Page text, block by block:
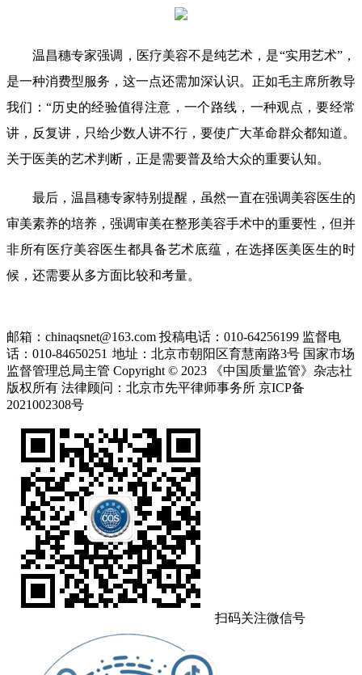
温昌穗专家强调，医疗美容不是纯艺术，是“实用艺术”，
是一种消费型服务，这一点还需加深认识。正如毛主席所教导
我们：“历史的经验值得注意，一个路线，一种观点，要经常
讲，反复讲，只给少数人讲不行，要使广大革命群众都知道。
关于医美的艺术判断，正是需要普及给大众的重要认知。
最后，温昌穗专家特别提醒，虽然一直在强调美容医生的
审美素养的培养，强调审美在整形美容手术中的重要性，但并
非所有医疗美容医生都具备艺术底蕴，在选择医美医生的时
候，还需要从多方面比较和考量。
邮箱：chinaqsnet@163.com 投稿电话：010-64256199 监督电
话：010-84650251 地址：北京市朝阳区育慧南路3号 国家市场
监督管理总局主管 Copyright © 2023 《中国质量监管》杂志社
版权所有 法律顾问：北京市先平律师事务所 京ICP备
2021002308号
扫码关注微信号